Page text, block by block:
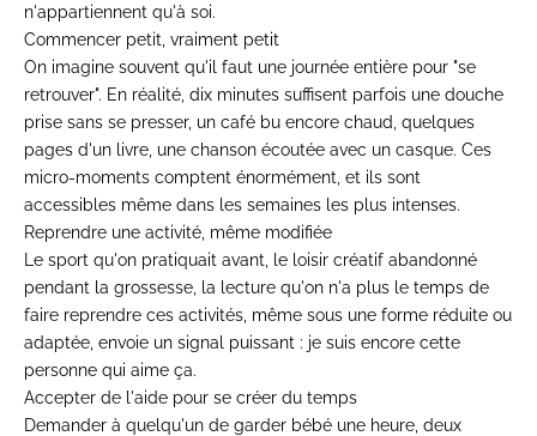
n'appartiennent qu'à soi.
Commencer petit, vraiment petit
On imagine souvent qu'il faut une journée entière pour "se
retrouver". En réalité, dix minutes suffisent parfois une douche
prise sans se presser, un café bu encore chaud, quelques
pages d'un livre, une chanson écoutée avec un casque. Ces
micro-moments comptent énormément, et ils sont
accessibles même dans les semaines les plus intenses.
Reprendre une activité, même modifiée
Le sport qu'on pratiquait avant, le loisir créatif abandonné
pendant la grossesse, la lecture qu'on n'a plus le temps de
faire reprendre ces activités, même sous une forme réduite ou
adaptée, envoie un signal puissant : je suis encore cette
personne qui aime ça.
Accepter de l'aide pour se créer du temps
Demander à quelqu'un de garder bébé une heure, deux